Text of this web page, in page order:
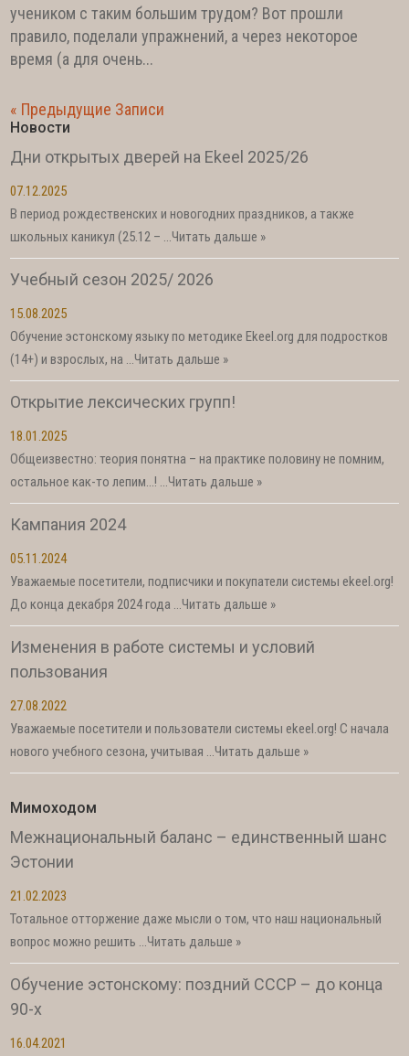
учеником с таким большим трудом? Вот прошли
правило, поделали упражнений, а через некоторое
время (а для очень...
« Предыдущие Записи
Новости
Дни открытых дверей на Ekeel 2025/26
07.12.2025
В период рождественских и новогодних праздников, а также
школьных каникул (25.12 – …Читать дальше »
Учебный сезон 2025/ 2026
15.08.2025
Обучение эстонскому языку по методике Ekeel.org для подростков
(14+) и взрослых, на …Читать дальше »
Открытие лексических групп!
18.01.2025
Общеизвестно: теория понятна – на практике половину не помним,
остальное как-то лепим…! …Читать дальше »
Кампания 2024
05.11.2024
Уважаемые посетители, подписчики и покупатели системы ekeel.org!
До конца декабря 2024 года …Читать дальше »
Изменения в работе системы и условий
пользования
27.08.2022
Уважаемые посетители и пользователи системы ekeel.org! С начала
нового учебного сезона, учитывая …Читать дальше »
Мимоходом
Межнациональный баланс – единственный шанс
Эстонии
21.02.2023
Тотальное отторжение даже мысли о том, что наш национальный
вопрос можно решить …Читать дальше »
Обучение эстонскому: поздний СССР – до конца
90-х
16.04.2021